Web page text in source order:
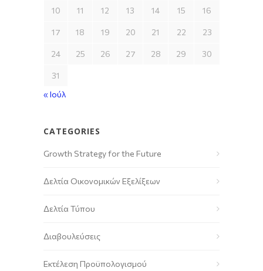
10 11 12 13 14 15 16
17 18 19 20 21 22 23
24 25 26 27 28 29 30
31
« Ιούλ
CATEGORIES
Growth Strategy for the Future
Δελτία Οικονομικών Εξελίξεων
Δελτία Τύπου
Διαβουλεύσεις
Εκτέλεση Προϋπολογισμού